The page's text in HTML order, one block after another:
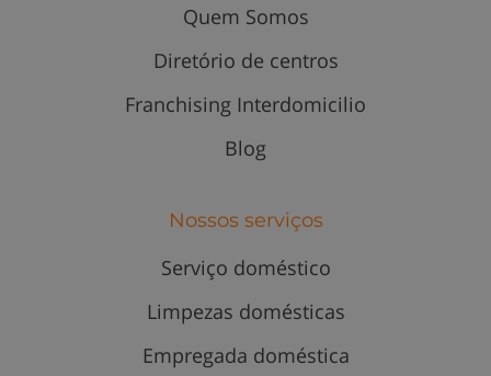
Quem Somos
Diretório de centros
Franchising Interdomicilio
Blog
Nossos serviços
Serviço doméstico
Limpezas domésticas
Empregada doméstica